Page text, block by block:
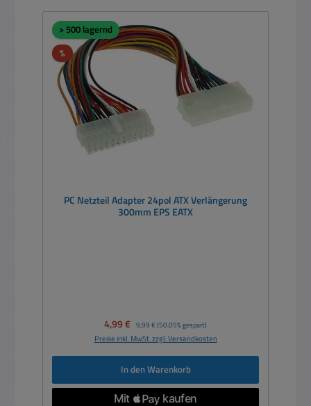
> 500 lagernd
%Rabatt
PC Netzteil Adapter 24pol ATX Verlängerung
300mm EPS EATX
Verkaufspreis:
4,99 € Regulärer Preis:
9,99 € (50.05% gespart)
Preise inkl. MwSt. zzgl. Versandkosten
In den Warenkorb